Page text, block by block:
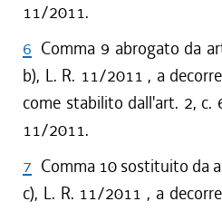
11/2011.
6 Comma 9 abrogato da
b), L. R. 11/2011 , a
come stabilito dall'art. 2, c.
11/2011.
7 Comma 10 sostituito da
c), L. R. 11/2011 , a